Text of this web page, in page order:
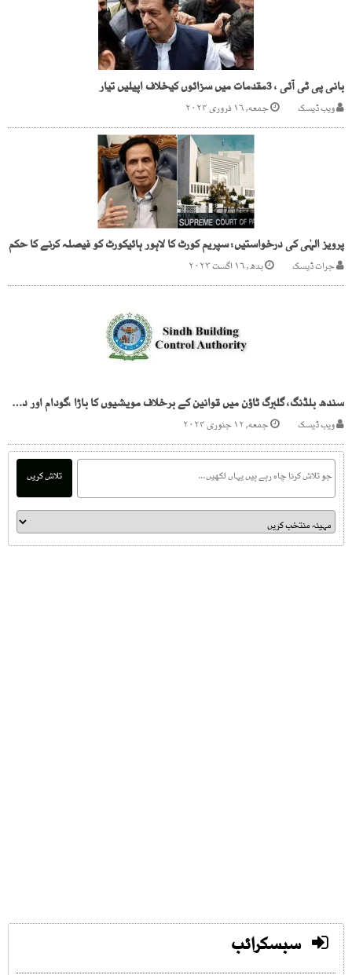
بانی پی ٹی آئی ، 3مقدمات میں سزائوں کیخلاف اپیلیں تیار
ویب ڈیسک جمعه, ۱۶ فروری ۲۰۲۴
پرویز الہٰی کی درخواستیں: سپریم کورٹ کا لاہور ہائیکورٹ کو فیصلہ کرنے کا حکم
جرات ڈیسک بدھ, ۱۶ اگست ۲۰۲۳
سندھ بلڈنگ، گلبرگ ٹاؤن میں قوانین کے برخلاف مویشیوں کا باڑا ،گودام اور دکانیں قائم
ویب ڈیسک جمعه, ۱۲ جنوری ۲۰۲۴
تلاش کریں
سبسکرائب